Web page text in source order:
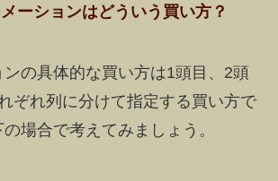
ーションはどういう買い方？
ンの具体的な買い方は1頭目、2頭
ぞれ列に分けて指定する買い方で
場合で考えてみましょう。